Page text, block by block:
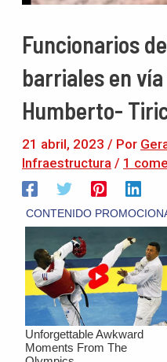
Funcionarios
barriales en vía
Humberto-
21 abril, 2023 / Por
Infraestructura / 1